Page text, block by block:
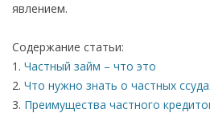
явлением.
Содержание статьи:
Частный займ – что это
Что нужно знать о частных
Преимущества частного